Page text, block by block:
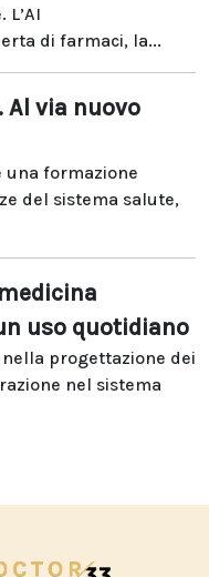
di farmaci, la...
Al via nuovo
una formazione
del sistema salute,
uso quotidiano
progettazione dei
nel sistema